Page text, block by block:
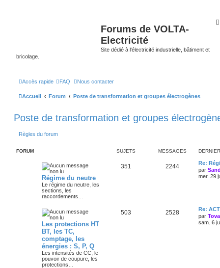
Forums de VOLTA-
Electricité
Site dédié à l'électricité industrielle, bâtiment et
bricolage.
Accès rapide FAQ Nous contacter
Accueil Forum Poste de transformation et groupes électrogènes
Poste de transformation et groupes
Règles du forum
FORUM SUJETS MESSAGES
Régime du neutre
Le régime du neutre, les
sections, les
raccordements…
351 2244
Re:
par
mer. 29
Les protections HT
BT, les TC,
comptage, les
énergies : S, P, Q
Les intensités de CC, le
pouvoir de coupure, les
protections…
503 2528
Re:
par
sam. 6